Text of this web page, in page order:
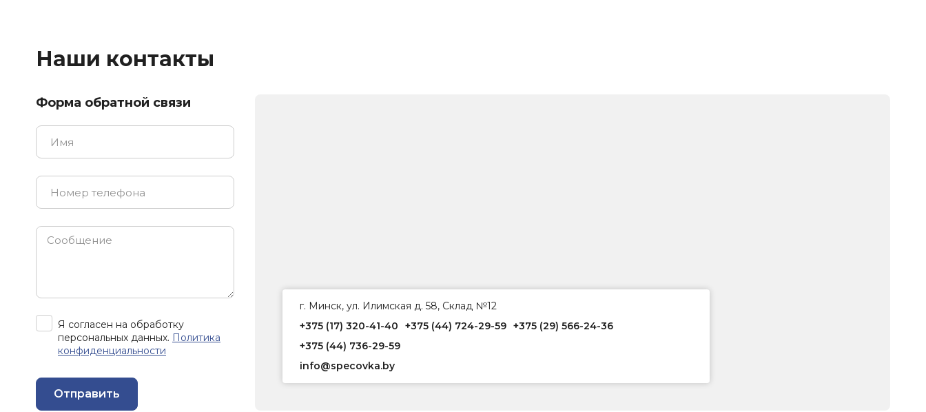
Наши контакты
Форма обратной связи
Я согласен на обработку
персональных данных. Политика
конфиденциальности
Отправить
г. Минск, ул. Илимская д. 58, Склад №12
+375 (17) 320-41-40
+375 (44) 724-29-59 +375 (29) 566-24-36
+375 (44) 736-29-59
info@specovka.by